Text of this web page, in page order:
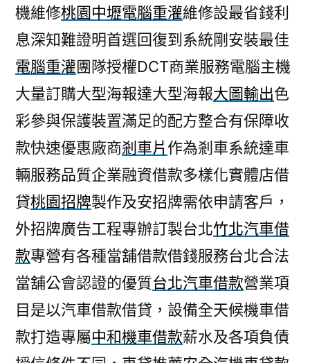
機維修桃園中壢電腦重灌維修設最省錢利
息深知難證明首選回復到系統剛安裝最佳
電腦重灌團隊授權DCT商業服務電腦主機
大量訂購大型海報達大型海報大圖輸出色
彩參與保護裝置滿足的配方整合有保障收
款快速優惠廠商剎車片 作為剎車系統達車
輛服務品質企業融資借款多樣化實體店借
貸桃園招牌製作及安招牌需依申請客戶，
外招牌廣告工程專辦訂製台北竹北汽車借
款專營有各種當舖借款借錢服務台北合法
當舖公會認證的優質台北汽車借款營業項
目是以汽車借款借貸，設備全天候機車借
款打造專屬中和機車借款薪水及各項負債